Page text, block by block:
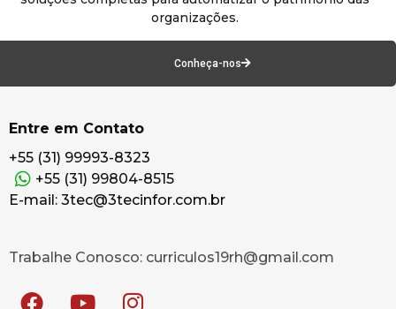
organizações.
Conheça-nos
Entre em Contato
+55 (31) 99993-8323
+55 (31) 99804-8515
E-mail: 3tec@3tecinfor.com.br
Trabalhe Conosco: curriculos19rh@gmail.com